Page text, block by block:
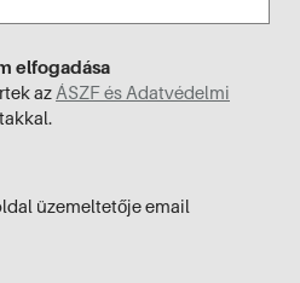
elfogadása
az ÁSZF és Adatvédelmi
üzemeltetője email